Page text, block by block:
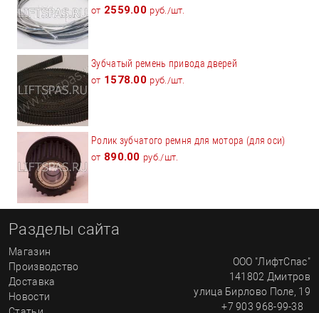
от 2559.00 руб./шт.
Зубчатый ремень привода дверей
от 1578.00 руб./шт.
Ролик зубчатого ремня для мотора (для оси)
от 890.00 руб./шт.
Разделы сайта
Магазин
Производство
Доставка
Новости
ООО "ЛифтСпас"
141802 Дмитров
улица Бирлово Поле, 19
+7 903 968-99-38